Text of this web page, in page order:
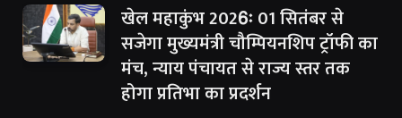
खेल महाकुंभ 2026ः 01 सितंबर से
सजेगा मुख्यमंत्री चौम्पियनशिप ट्रॉफी का
मंच, न्याय पंचायत से राज्य स्तर तक
होगा प्रतिभा का प्रदर्शन